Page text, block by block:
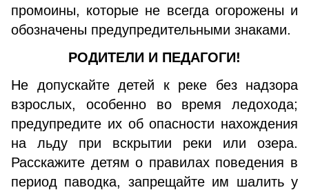
промоины, которые не всегда огорожены и
обозначены предупредительными знаками.
РОДИТЕЛИ И ПЕДАГОГИ!
Не допускайте детей к реке без надзора
взрослых, особенно во время ледохода;
предупредите их об опасности нахождения
на льду при вскрытии реки или озера.
Расскажите детям о правилах поведения в
период паводка, запрещайте им шалить у